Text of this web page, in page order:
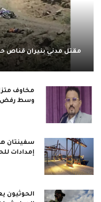
مقتل مدني بنيران قناص
مخاوف
وسط رفض
سفينتان
إمدادات
الحوثيون